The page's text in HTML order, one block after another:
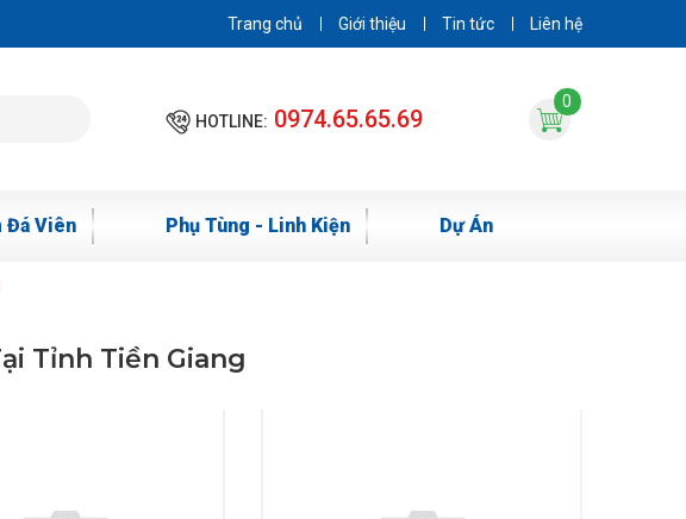
Trang chủ Giới thiệu Tin tức Liên hệ
HOTLINE: 0974.65.65.69
0
Đá Viên Phụ Tùng - Linh Kiện Dự Án
Tỉnh Tiền Giang